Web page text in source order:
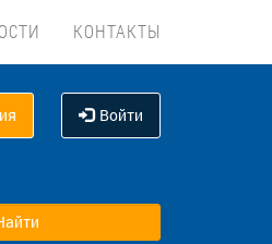
КОНТАКТЫ
Войти